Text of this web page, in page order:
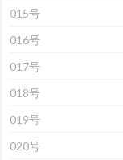
015号
016号
017号
018号
019号
020号